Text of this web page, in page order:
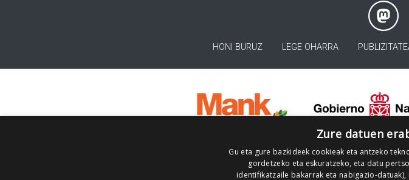
HONI BURUZ LEGE OHARRA
Zure datuen
Gu eta gure bazkideek cookieak eta antzeko
gordetzeko eta eskuratzeko, eta datu
identifikatzaile bakarrak eta nabigazio-